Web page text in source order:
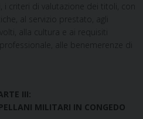
criteri di valutazione dei titoli, con
al servizio prestato, agli
alla cultura e ai requisiti
alle benemerenze di
III:
MILITARI IN CONGEDO